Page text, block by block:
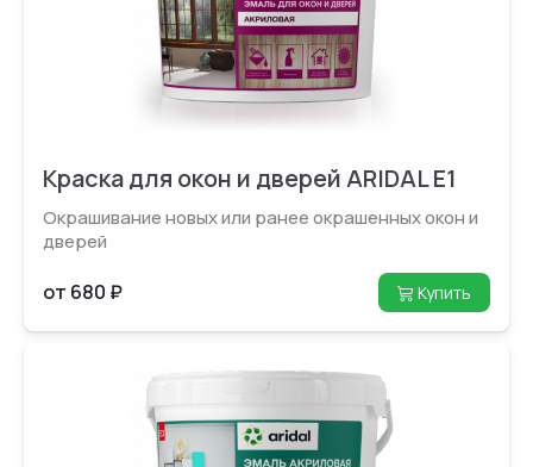
Краска для окон и дверей ARIDAL E1
Окрашивание новых или ранее окрашенных окон и
дверей
от 680 ₽ Купить